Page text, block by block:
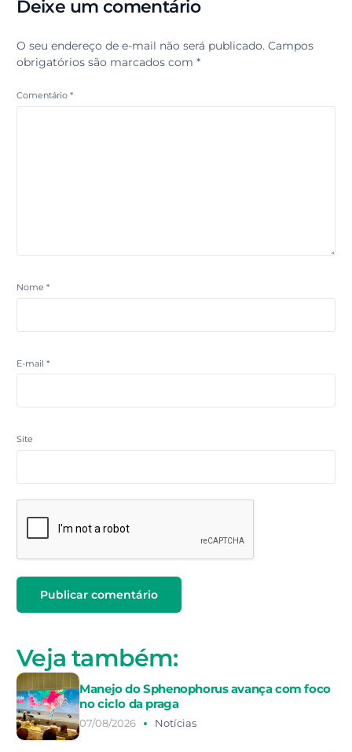
Deixe um comentário
O seu endereço de e-mail não será publicado. Campos
obrigatórios são marcados com*
Comentário*
Nome*
E-mail*
Site
Veja também:
Manejo do Sphenophorus avança com foco
no ciclo da praga
07/08/2026 Notícias